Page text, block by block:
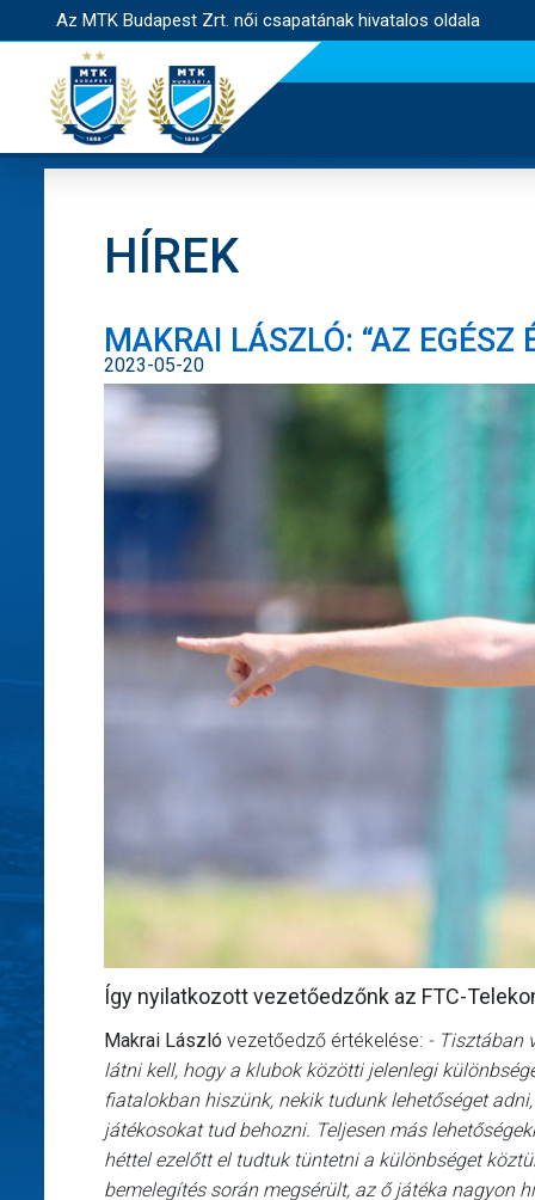
Az MTK Budapest Zrt. női csapatának hivatalos oldala
HÍREK
MAKRAI LÁSZLÓ: “AZ
2023-05-20
Így nyilatkozott vezetőedzőnk az FTC-
Makrai László vezetőedző értékelése: - Tisztában
látni kell, hogy a klubok közötti jelenlegi
fiatalokban hiszünk, nekik tudunk lehetőséget
játékosokat tud behozni. Teljesen más
héttel ezelőtt el tudtuk tüntetni a különbséget
bemelegítés során megsérült, az ő játéka nagyon